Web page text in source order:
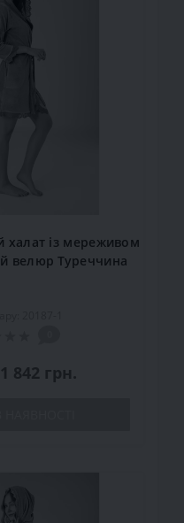
халат із мереживом
велюр Туреччина
1 842 грн.